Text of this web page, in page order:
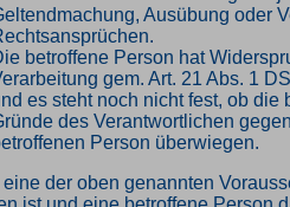
Ausübung oder
betroffene Person hat
gem. Art. 21 Abs. 1
es steht noch nicht fest, ob die
des Verantwortlichen
Person überwiegen.
eine der oben genannten